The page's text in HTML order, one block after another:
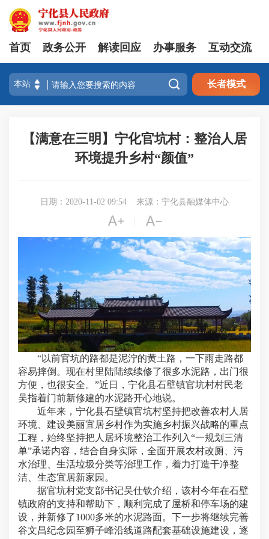
首页 政务公开 解读回应 办事服务 互动交流
 长者模式
【满意在三明】宁化官坑村：整治人居
环境提升乡村“颜值”
日期：2020-11-02 09:54 来源：宁化县融媒体中心
 
“以前官坑的路都是泥泞的黄土路，一下雨走路都
容易摔倒。现在村里陆陆续续修了很多水泥路，出门很
方便，也很安全。”近日，宁化县石壁镇官坑村村民老
吴指着门前新修建的水泥路开心地说。
近年来，宁化县石壁镇官坑村坚持把改善农村人居
环境、建设美丽宜居乡村作为实施乡村振兴战略的重点
工程，始终坚持把人居环境整治工作列入“一规划三清
单”承诺内容，结合自身实际，全面开展农村改厕、污
水治理、生活垃圾分类等治理工作，着力打造干净整
洁、生态宜居新家园。
据官坑村党支部书记吴仕钦介绍，该村今年在石壁
镇政府的支持和帮助下，顺利完成了屋桥和停车场的建
设，并新修了1000多米的水泥路面。下一步将继续完善
谷文昌纪念园至狮子峰沿线道路配套基础设施建设，逐